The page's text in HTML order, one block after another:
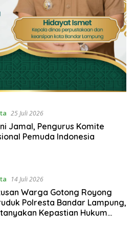
25 Juli 2026
Jamal, Pengurus Komite
Pemuda Indonesia
14 Juli 2026
Warga Gotong Royong
Polresta Bandar Lampung,
Kepastian Hukum